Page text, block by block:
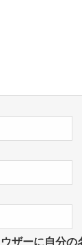
ザーに自分